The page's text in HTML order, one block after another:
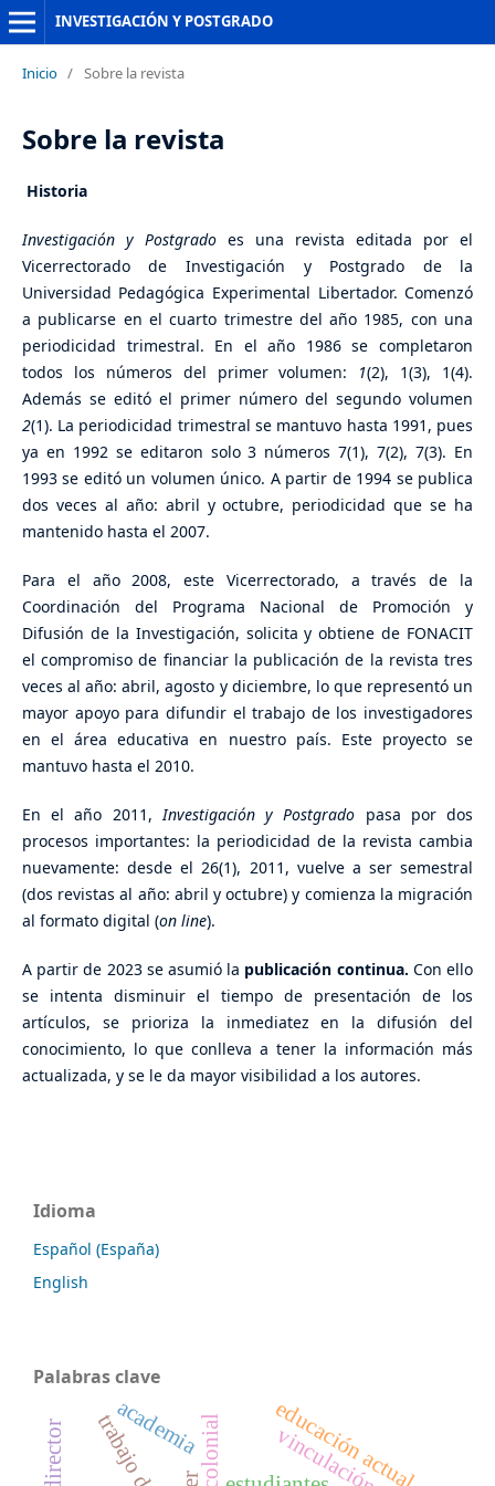
INVESTIGACIÓN Y POSTGRADO
Inicio / Sobre la revista
Sobre la revista
Historia
Investigación y Postgrado es una revista editada por el
Vicerrectorado de Investigación y Postgrado de la
Universidad Pedagógica Experimental Libertador. Comenzó
a publicarse en el cuarto trimestre del año 1985, con una
periodicidad trimestral. En el año 1986 se completaron
todos los números del primer volumen: 1(2), 1(3), 1(4).
Además se editó el primer número del segundo volumen
2(1). La periodicidad trimestral se mantuvo hasta 1991, pues
ya en 1992 se editaron solo 3 números 7(1), 7(2), 7(3). En
1993 se editó un volumen único. A partir de 1994 se publica
dos veces al año: abril y octubre, periodicidad que se ha
mantenido hasta el 2007.
Para el año 2008, este Vicerrectorado, a través de la
Coordinación del Programa Nacional de Promoción y
Difusión de la Investigación, solicita y obtiene de FONACIT
el compromiso de financiar la publicación de la revista tres
veces al año: abril, agosto y diciembre, lo que representó un
mayor apoyo para difundir el trabajo de los investigadores
en el área educativa en nuestro país. Este proyecto se
mantuvo hasta el 2010.
En el año 2011,Investigación y Postgrado pasa por dos
procesos importantes: la periodicidad de la revista cambia
nuevamente: desde el 26(1), 2011, vuelve a ser semestral
(dos revistas al año: abril y octubre) y comienza la migración
al formato digital (on line).
A partir de 2023 se asumió la publicación continua. Con ello
se intenta disminuir el tiempo de presentación de los
artículos, se prioriza la inmediatez en la difusión del
conocimiento, lo que conlleva a tener la información más
actualizada, y se le da mayor visibilidad a los autores.
Idioma
Español (España)
English
Palabras clave
vinculación
educación actual
academia